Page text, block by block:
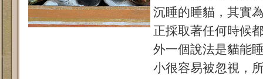
沉睡的睡貓，其實
正採取著任何時候
外一個說法是貓能
小很容易被忽視，